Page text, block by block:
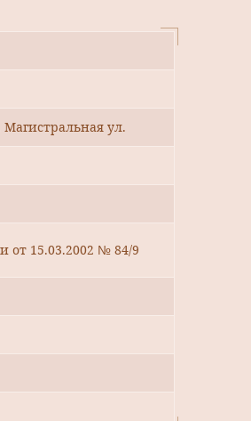
ул.
от 15.03.2002 № 84/9